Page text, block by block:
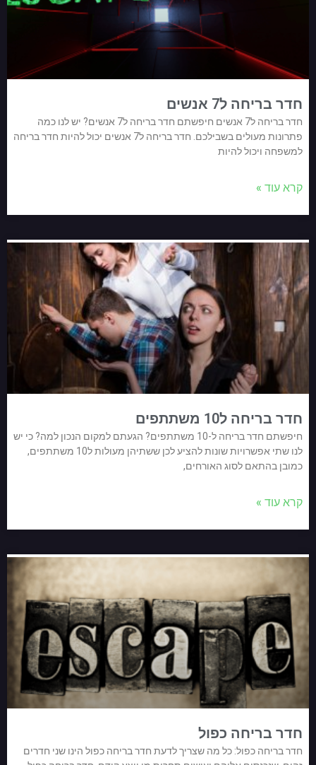
חדר בריחה ל7 אנשים
חדר בריחה ל7 אנשים חיפשתם חדר בריחה ל7 אנשים? יש לנו כמה
פתרונות מעולים בשבילכם. חדר בריחה ל7 אנשים יכול להיות חדר בריחה
למשפחה ויכול להיות
קרא עוד »
חדר בריחה ל10 משתתפים
חיפשתם חדר בריחה ל-10 משתתפים? הגעתם למקום הנכון למה? כי יש
לנו שתי אפשרויות שונות להציע לכן ששתיהן מעולות ל10 משתתפים,
כמובן בהתאם לסוג האורחים,
קרא עוד »
חדר בריחה כפול
חדר בריחה כפול: כל מה שצריך לדעת חדר בריחה כפול הינו שני חדרים